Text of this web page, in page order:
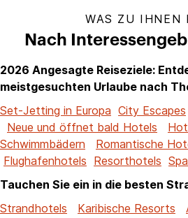
WAS ZU IHNEN
Nach
2026 Angesagte Reiseziele:
meistgesuchten Urlaube nach
Set-Jetting in Europa City Escapes
Neue und öffnet bald Hotels
Schwimmbädern
Romantische
Flughafenhotels Resorthotels
Tauchen Sie ein in die besten
Strandhotels
Karibische Resorts